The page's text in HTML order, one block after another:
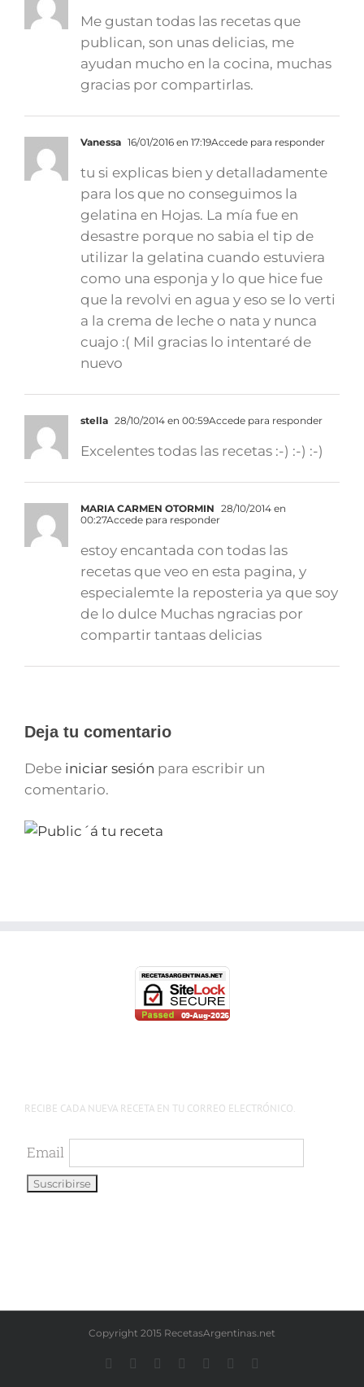
Me gustan todas las recetas que
publican, son unas delicias, me
ayudan mucho en la cocina, muchas
gracias por compartirlas.
Vanessa 16/01/2016 en 17:19Accede para responder
tu si explicas bien y detalladamente
para los que no conseguimos la
gelatina en Hojas. La mía fue en
desastre porque no sabia el tip de
utilizar la gelatina cuando estuviera
como una esponja y lo que hice fue
que la revolvi en agua y eso se lo verti
a la crema de leche o nata y nunca
cuajo :( Mil gracias lo intentaré de
nuevo
stella 28/10/2014 en 00:59Accede para responder
Excelentes todas las recetas :-) :-) :-)
MARIA CARMEN OTORMIN 28/10/2014 en
00:27Accede para responder
estoy encantada con todas las
recetas que veo en esta pagina, y
especialemte la reposteria ya que soy
de lo dulce Muchas ngracias por
compartir tantaas delicias
Deja tu comentario
Debe iniciar sesión para escribir un
comentario.
RECIBE CADA NUEVA RECETA EN TU CORREO ELECTRÓNICO.
Email
Copyright 2015 RecetasArgentinas.net
FacebookInstagramYouTubeLinkedIn Pinterest